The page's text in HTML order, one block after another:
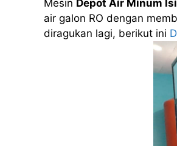
Mesin Depot Air Minum
air galon RO dengan
diragukan lagi, berikut ini